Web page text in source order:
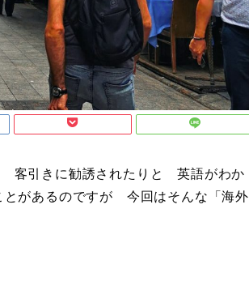
客引きに勧誘されたりと 英語がわか
とがあるのですが 今回はそんな「海外